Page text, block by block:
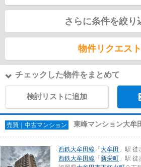
さらに条件を絞り
物件リクエスト
チェックした物件をまとめて
検討リストに追加
売買｜中古マンション 東峰マンション大牟
西鉄大牟田線 「 大牟田 」駅 徒
西鉄大牟田線 「 新栄町 」駅